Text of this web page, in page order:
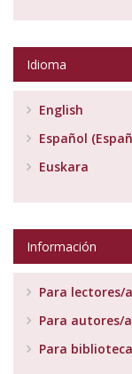
Idioma
English
Español
Euskara
Información
Para lectores/
Para autores/
Para